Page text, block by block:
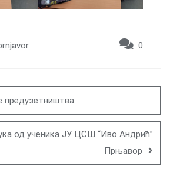
0
предузетништва
од ученика ЈУ ЦСШ “Иво Андрић”
Прњавор